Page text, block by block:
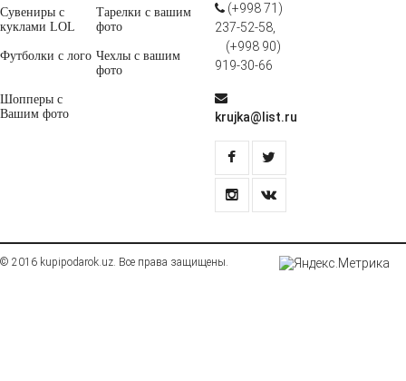
Сувениры с
куклами LOL
Тарелки с вашим
фото
Футболки с лого Чехлы с вашим
фото
Шопперы с
Вашим фото
(+998 71)
237-52-58,
(+998 90)
919-30-66
krujka@list.ru
© 2016 kupipodarok.uz. Все права защищены.